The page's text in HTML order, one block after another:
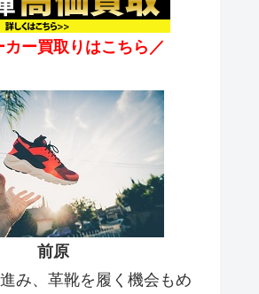
カー買取りはこちら／
前原
み、革靴を履く機会もめ